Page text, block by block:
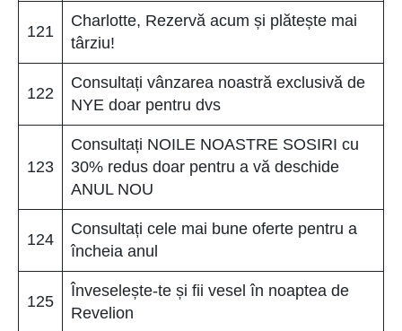
121
Charlotte, Rezervă acum și plătește mai
târziu!
122
Consultați vânzarea noastră exclusivă de
NYE doar pentru dvs
123
Consultați NOILE NOASTRE SOSIRI cu
30% redus doar pentru a vă deschide
ANUL NOU
124
Consultați cele mai bune oferte pentru a
încheia anul
125
Înveselește-te și fii vesel în noaptea de
Revelion